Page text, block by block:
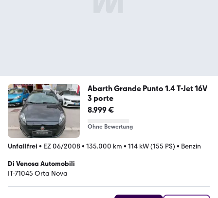
Abarth Grande Punto 1.4 T-Jet 16V
3 porte
8.999 €
Ohne Bewertung
Unfallfrei • EZ 06/2008• 135.000 km • 114 kW (155 PS) • Benzin
Di Venosa Automobili
IT-71045 Orta Nova